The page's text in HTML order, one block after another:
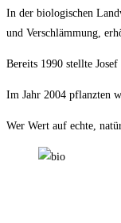
In der biologischen
und Verschlämmung,
Bereits 1990 stellte
Im Jahr 2004 pflanzten
Wer Wert auf echte,